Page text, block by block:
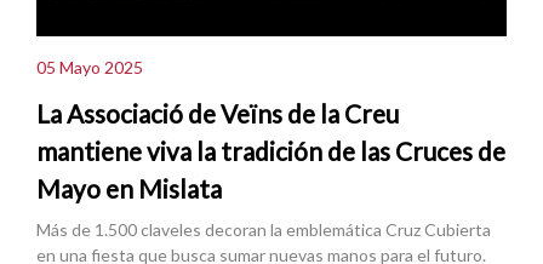
05 Mayo 2025
La Associació de Veïns de la Creu
mantiene viva la tradición de las Cruces de
Mayo en Mislata
Más de 1.500 claveles decoran la emblemática Cruz Cubierta
en una fiesta que busca sumar nuevas manos para el futuro.